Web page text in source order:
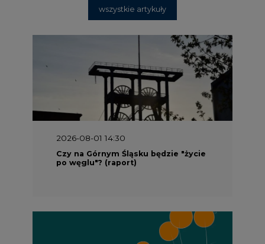
wszystkie artykuły
2026-08-01 14:30
Czy na Górnym Śląsku będzie "życie
po węglu"? (raport)